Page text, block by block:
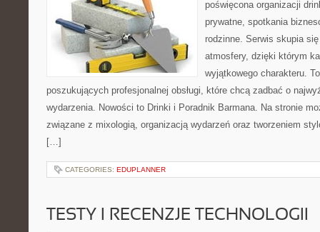
poświęcona organizacji
prywatne, spotkania
rodzinne. Serwis skupia
atmosfery, dzięki którym
wyjątkowego charakteru.
poszukujących profesjonalnej obsługi, które chcą zadbać o
wydarzenia. Nowości to Drinki i Poradnik Barmana. Na stronie
związane z mixologią, organizacją wydarzeń oraz tworzeniem
[…]
CATEGORIES: EDUPLANNER
TESTY I RECENZJE TECHNOLOGII